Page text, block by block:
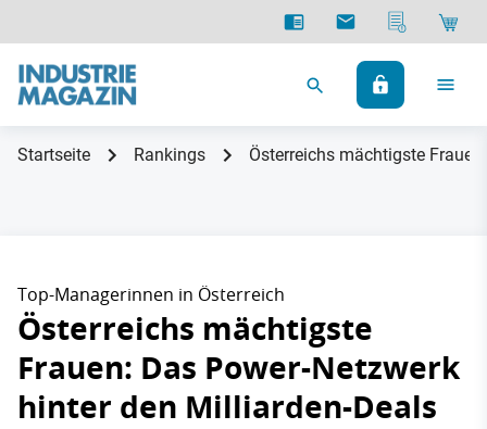
Startseite Rankings Österreichs mächtigste
Top-Managerinnen in Österreich
Österreichs mächtigste
Frauen: Das Power-Netzwerk
hinter den Milliarden-Deals